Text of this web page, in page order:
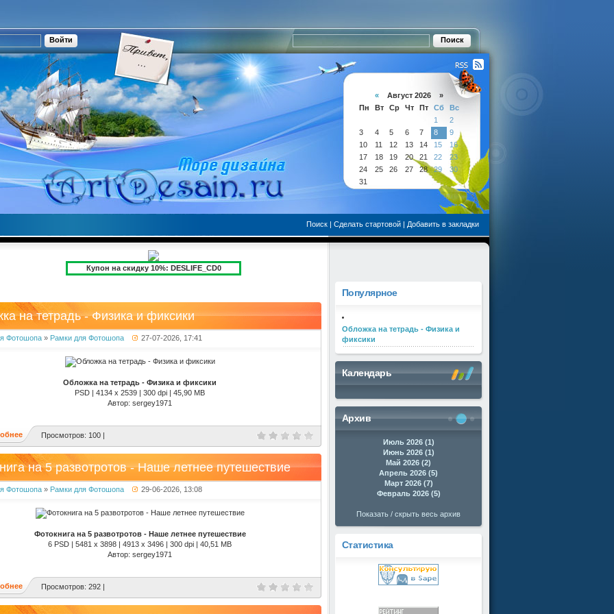
« Август 2026 »
Пн
Вт Ср Чт Пт Сб
Вс
1
2
3
4 5 6 7 8
9
10
11 12 13 14 15
16
17
18 19 20 21 22
23
24
25 26 27 28 29
30
31
Поиск | Сделать стартовой | Добавить в закладки
Купон на скидку 10%: DESLIFE_CD0
на тетрадь - Физика и фиксики
Фотошопа » Рамки для Фотошопа 27-07-2026, 17:41
Обложка на тетрадь - Физика и фиксики
PSD | 4134 x 2539 | 300 dpi | 45,90 MB
Автор: sergey1971
Просмотров: 100 |
на 5 развотротов - Наше летнее путешествие
Фотошопа » Рамки для Фотошопа 29-06-2026, 13:08
Фотокнига на 5 развотротов - Наше летнее путешествие
6 PSD | 5481 x 3898 | 4913 x 3496 | 300 dpi | 40,51 MB
Автор: sergey1971
Просмотров: 292 |
Популярное
Обложка на тетрадь - Физика и
фиксики
Календарь
Архив
Июль 2026 (1)
Июнь 2026 (1)
Май 2026 (2)
Апрель 2026 (5)
Март 2026 (7)
Февраль 2026 (5)
Показать / скрыть весь архив
Статистика